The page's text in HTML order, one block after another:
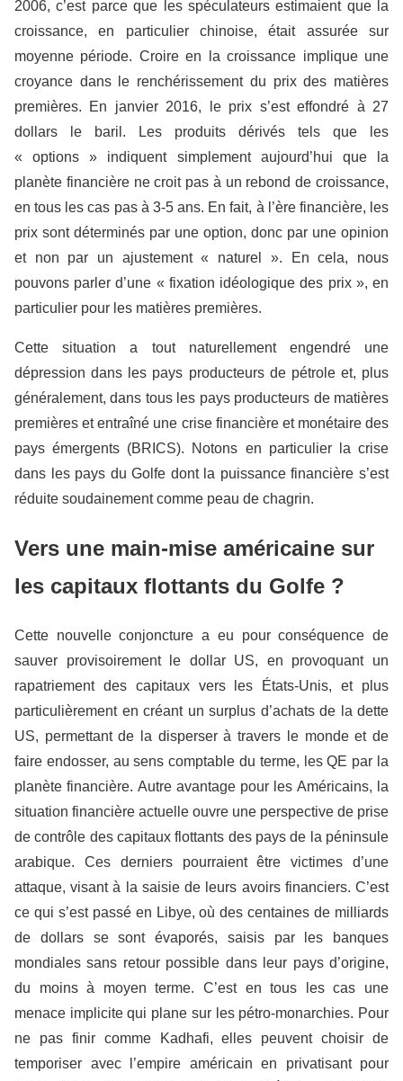
2006, c’est parce que les spéculateurs estimaient que la
croissance, en particulier chinoise, était assurée sur
moyenne période. Croire en la croissance implique une
croyance dans le renchérissement du prix des matières
premières. En janvier 2016, le prix s’est effondré à 27
dollars le baril. Les produits dérivés tels que les
« options » indiquent simplement aujourd’hui que la
planète financière ne croit pas à un rebond de croissance,
en tous les cas pas à 3-5 ans. En fait, à l’ère financière, les
prix sont déterminés par une option, donc par une opinion
et non par un ajustement « naturel ». En cela, nous
pouvons parler d’une « fixation idéologique des prix », en
particulier pour les matières premières.
Cette situation a tout naturellement engendré une
dépression dans les pays producteurs de pétrole et, plus
généralement, dans tous les pays producteurs de matières
premières et entraîné une crise financière et monétaire des
pays émergents (BRICS). Notons en particulier la crise
dans les pays du Golfe dont la puissance financière s’est
réduite soudainement comme peau de chagrin.
Vers une main-mise américaine sur
les capitaux flottants du Golfe ?
Cette nouvelle conjoncture a eu pour conséquence de
sauver provisoirement le dollar US, en provoquantun
rapatriement des capitaux vers les États-Unis, et plus
particulièrement en créant un surplus d’achats de la dette
US, permettant de la disperser à travers le monde et de
faire endosser, au sens comptable du terme, les QE par la
planète financière. Autre avantage pour les Américains, la
situation financière actuelle ouvre une perspective de prise
de contrôle des capitaux flottants des pays de la péninsule
arabique. Ces derniers pourraient être victimes d’une
attaque, visant à la saisie de leurs avoirs financiers. C’est
ce qui s’est passé en Libye, où des centaines de milliards
de dollars se sont évaporés, saisis par les banques
mondiales sans retour possible dans leur pays d’origine,
du moins à moyen terme. C’est en tous les cas une
menace implicite qui plane sur les pétro-monarchies. Pour
ne pas finir comme Kadhafi, elles peuvent choisir de
temporiser avec l’empire américain en privatisant pour